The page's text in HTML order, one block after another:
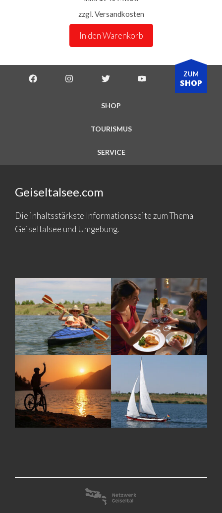
zzgl.Versandkosten
In den Warenkorb
SHOP
TOURISMUS
SERVICE
ZUM
SHOP
Geiseltalsee.com
Die inhaltsstärkste Informationsseite zum Thema
Geiseltalsee und Umgebung.